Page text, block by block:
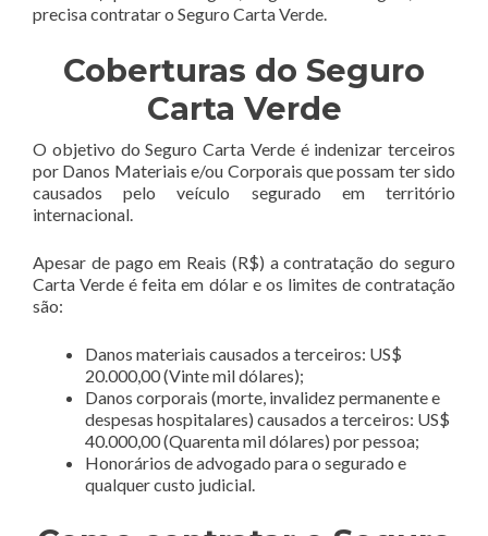
precisa contratar o Seguro Carta Verde.
Coberturas do Seguro
Carta Verde
O objetivo do Seguro Carta Verde é indenizar terceiros
por Danos Materiais e/ou Corporais que possam ter sido
causados pelo veículo segurado em território
internacional.
Apesar de pago em Reais (R$) a contratação do seguro
Carta Verde é feita em dólar e os limites de contratação
são:
Danos materiais causados a terceiros: US$
20.000,00 (Vinte mil dólares);
Danos corporais (morte, invalidez permanente e
despesas hospitalares) causados a terceiros: US$
40.000,00 (Quarenta mil dólares) por pessoa;
Honorários de advogado para o segurado e
qualquer custo judicial.